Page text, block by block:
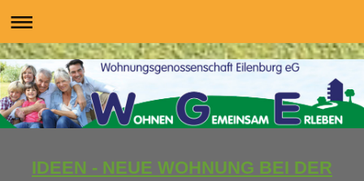
IDEEN - NEUE WOHNUNG BEI DER